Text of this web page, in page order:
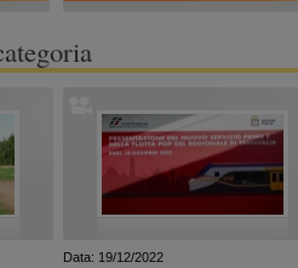
Data: 19/12/2022